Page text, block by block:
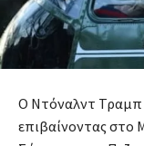
Ο Ντόναλντ Τραμπ
επιβαίνοντας στο